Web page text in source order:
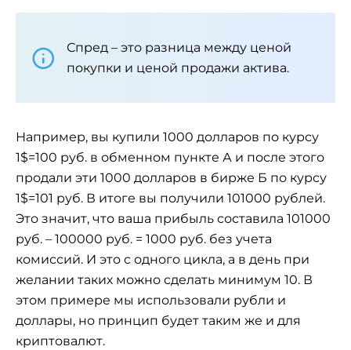
Спред – это разница между ценой
покупки и ценой продажи актива.
Например, вы купили 1000 долларов по курсу
1$=100 руб. в обменном пункте А и после этого
продали эти 1000 долларов в бирже Б по курсу
1$=101 руб. В итоге вы получили 101000 рублей.
Это значит, что ваша прибыль составила 101000
руб. – 100000 руб. = 1000 руб. без учета
комиссий. И это с одного цикла, а в день при
желании таких можно сделать минимум 10. В
этом примере мы использовали рубли и
доллары, но принцип будет таким же и для
криптовалют.